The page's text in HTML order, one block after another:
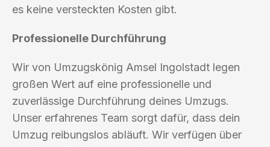
es keine versteckten Kosten gibt.
Professionelle Durchführung
Wir von Umzugskönig Amsel Ingolstadt legen
großen Wert auf eine professionelle und
zuverlässige Durchführung deines Umzugs.
Unser erfahrenes Team sorgt dafür, dass dein
Umzug reibungslos abläuft. Wir verfügen über